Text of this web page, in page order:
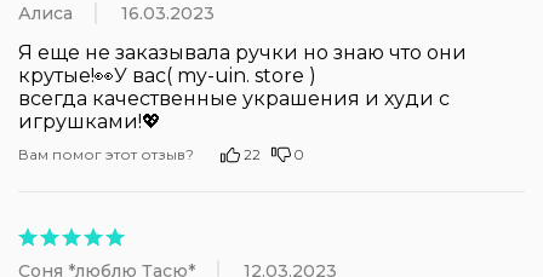
Алиса 16.03.2023
Я еще не заказывала ручки но знаю что они
крутые!👀У вас( my-uin. store )
всегда качественные украшения и худи с
игрушками!💖
Вам помог этот отзыв? 22 0
Соня *люблю Тасю* 12.03.2023